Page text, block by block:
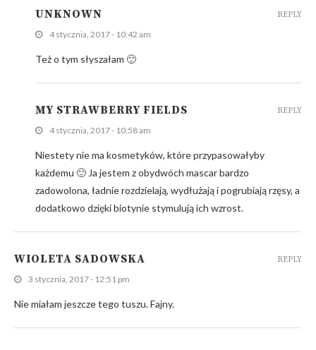
UNKNOWN
4 stycznia, 2017 - 10:42 am
Też o tym słyszałam 🙂
REPLY
MY STRAWBERRY FIELDS
4 stycznia, 2017 - 10:58 am
Niestety nie ma kosmetyków, które przypasowałyby
każdemu 🙂 Ja jestem z obydwóch mascar bardzo
zadowolona, ładnie rozdzielają, wydłużają i pogrubiają rzęsy, a
dodatkowo dzięki biotynie stymulują ich wzrost.
REPLY
WIOLETA SADOWSKA
3 stycznia, 2017 - 12:51 pm
Nie miałam jeszcze tego tuszu. Fajny.
REPLY